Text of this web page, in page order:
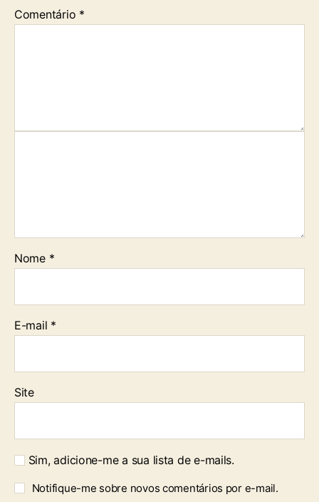
Comentário *
Nome *
E-mail *
Site
Sim, adicione-me a sua lista de e-mails.
Notifique-me sobre novos comentários por e-mail.